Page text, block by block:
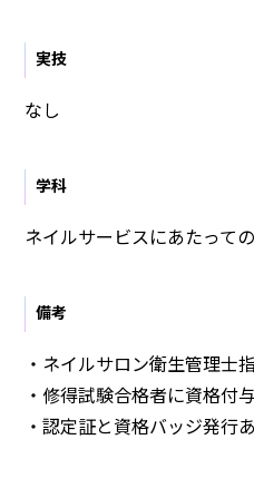
実技
なし
学科
ネイルサービスにあたって
備考
・ネイルサロン衛生管理士
・修得試験合格者に資格付
・認定証と資格バッジ発行